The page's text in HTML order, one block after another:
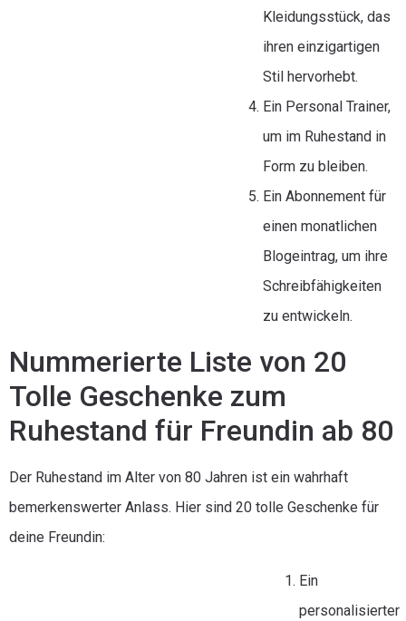
Kleidungsstück, das
ihren einzigartigen
Stil hervorhebt.
Ein Personal Trainer,
um im Ruhestand in
Form zu bleiben.
Ein Abonnement für
einen monatlichen
Blogeintrag, um ihre
Schreibfähigkeiten
zu entwickeln.
Nummerierte Liste von 20
Tolle Geschenke zum
Ruhestand für Freundin ab 80
Der Ruhestand im Alter von 80 Jahren ist ein wahrhaft
bemerkenswerter Anlass. Hier sind 20 tolle Geschenke für
deine Freundin:
Ein
personalisierter